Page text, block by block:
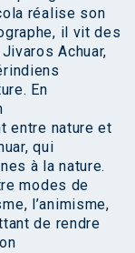
réalise son
il vit des
Achuar,
En
entre nature et
qui
à la nature.
modes de
l’animisme,
de rendre